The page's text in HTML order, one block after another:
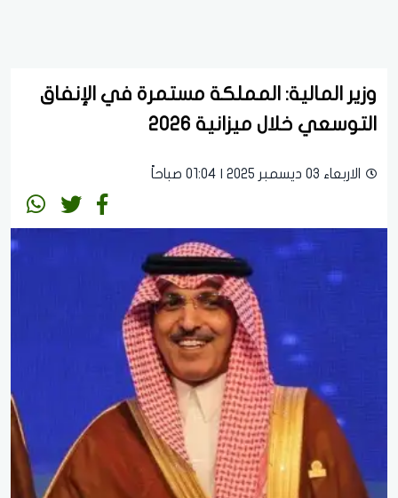
وزير المالية: المملكة مستمرة في الإنفاق
التوسعي خلال ميزانية 2026
الاربعاء 03 ديسمبر 2025 | 01:04 صباحاً